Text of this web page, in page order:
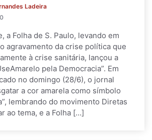
Ladeira
a Folha de S. Paulo, levando em
agravamento da crise política que
à crise sanitária, lançou a
pela Democracia”. Em
no domingo (28/6), o jornal
a cor amarela como símbolo
lembrando do movimento Diretas
ao tema, e a Folha […]